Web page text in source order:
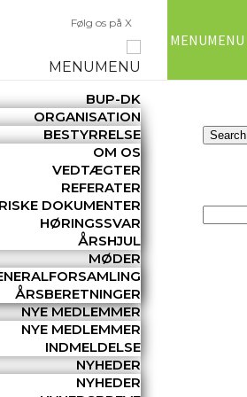
Følg os på X
MENUMENU
BUP-DK
ORGANISATION
BESTYRRELSE
OM OS
VEDTÆGTER
REFERATER
DOKUMENTER
HØRINGSSVAR
ÅRSHJUL
MØDER
ÅRSBERETNINGER
NYE MEDLEMMER
NYE MEDLEMMER
INDMELDELSE
NYHEDER
NYHEDER
MENUMENU